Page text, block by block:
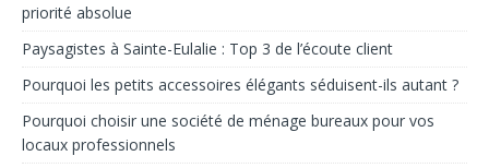
priorité absolue
Paysagistes à Sainte-Eulalie : Top 3 de l’écoute client
Pourquoi les petits accessoires élégants séduisent-ils autant ?
Pourquoi choisir une société de ménage bureaux pour vos
locaux professionnels